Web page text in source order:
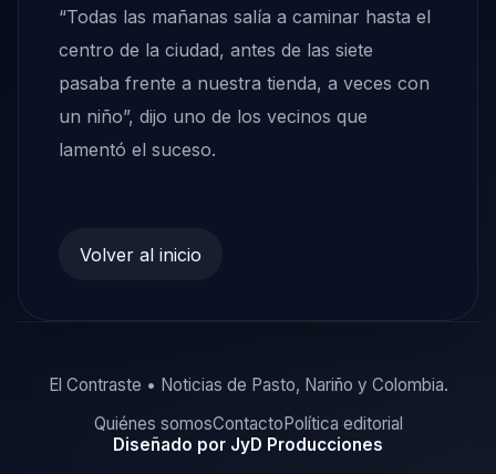
“Todas las mañanas salía a caminar hasta el
centro de la ciudad, antes de las siete
pasaba frente a nuestra tienda, a veces con
un niño”, dijo uno de los vecinos que
lamentó el suceso.
Volver al inicio
El Contraste • Noticias de Pasto, Nariño y Colombia.
Quiénes somosContactoPolítica editorial
Diseñado por JyD Producciones